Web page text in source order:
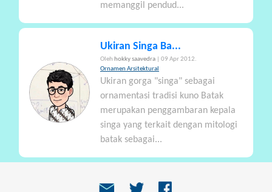
memanggil pendud...
Ukiran Singa Ba...
Oleh hokky saavedra
| 09 Apr 2012.
Ornamen Arsitektural
Ukiran gorga "singa" sebagai
ornamentasi tradisi kuno Batak
merupakan penggambaran kepala
singa yang terkait dengan mitologi
batak sebagai...